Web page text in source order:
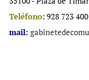
Teléfono: 928 723 400
mail: